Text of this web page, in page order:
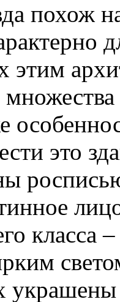
похож
этим
это